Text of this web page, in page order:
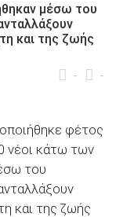
μέσω του
και της ζωής
- -
φέτος
νέοι κάτω των
του
και της ζωής